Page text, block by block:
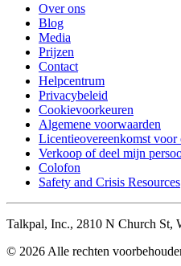
Over ons
Blog
Media
Prijzen
Contact
Helpcentrum
Privacybeleid
Cookievoorkeuren
Algemene voorwaarden
Licentieovereenkomst voor
Verkoop of deel mijn
Colofon
Safety and Crisis Resources
Talkpal, Inc., 2810 N Church St,
© 2026 Alle rechten